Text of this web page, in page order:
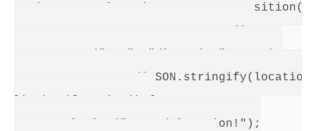
return
   console.log("Posted location!");